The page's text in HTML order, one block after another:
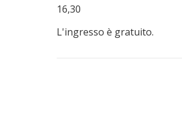
16,30
L'ingresso è gratuito.